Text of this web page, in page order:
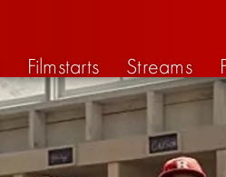
Filmstarts Streams